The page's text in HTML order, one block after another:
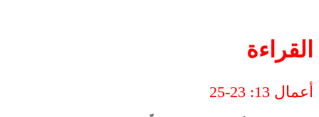
القراءة
أعمال 13: 23-25